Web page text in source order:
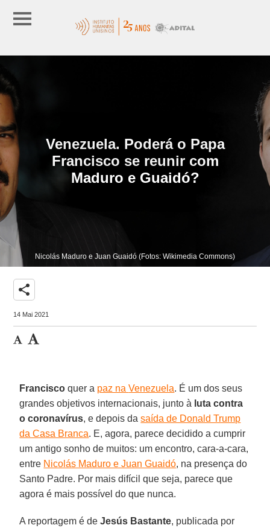
Venezuela. Poderá o Papa
Francisco se reunir com
Maduro e Guaidó?
Nicolás Maduro e Juan Guaidó (Fotos: Wikimedia Commons)
share
14 Mai 2021
Francisco quer a paz naVenezuela. É um dos seus
grandes objetivos internacionais, junto à luta contra
o coronavírus, e depois dasaída de Donald Trump
da Casa Branca. E, agora, parece decidido a cumprir
um antigo sonho de muitos: um encontro, cara-a-cara,
entre Nicolás Maduro e Juan Guaidó, na presença do
Santo Padre. Por mais difícil que seja, parece que
agora é mais possível do que nunca.
A reportagem é deJesús Bastante, publicada por